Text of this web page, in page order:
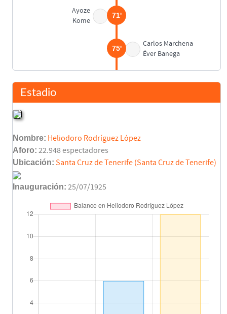
Ayoze
Kome
71'
Carlos Marchena
Éver Banega
75'
77'
Román
Final del partido 90'
Estadio
Nombre: Heliodoro Rodríguez López
Aforo: 22.948 espectadores
Ubicación: Santa Cruz de Tenerife (Santa Cruz de Tenerife)
Inauguración: 25/07/1925